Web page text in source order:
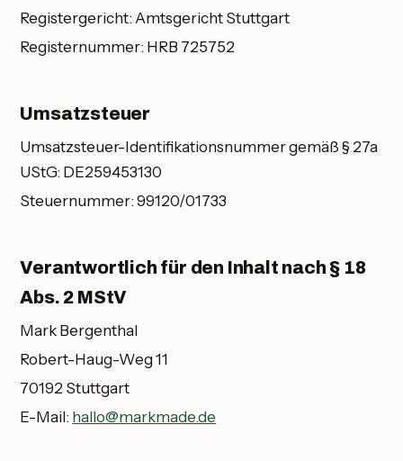
Registergericht: Amtsgericht Stuttgart
Registernummer: HRB 725752
Umsatzsteuer
Umsatzsteuer-Identifikationsnummer gemäß § 27a
UStG: DE259453130
Steuernummer: 99120/01733
Verantwortlich für den Inhalt nach § 18
Abs. 2 MStV
Mark Bergenthal
Robert-Haug-Weg 11
70192 Stuttgart
E-Mail: hallo@markmade.de